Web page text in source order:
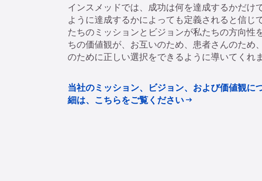
インスメッドでは、成功は何を達成するかだけ
ように達成するかによっても定義されると信じ
たちのミッションとビジョンが私たちの方向性
ちの価値観が、お互いのため、患者さんのため
のために正しい選択をできるように導いてくれま
当社のミッション、ビジョン、および価値観に
細は、こちらをご覧ください